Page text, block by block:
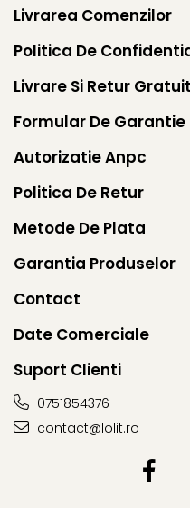
Livrarea Comenzilor
Politica De
Livrare Si Retur
Formular De Garantie
Autorizatie Anpc
Politica De Retur
Metode De Plata
Garantia Produselor
Contact
Date Comerciale
Suport Clienti
0751854376
contact@lolit.ro